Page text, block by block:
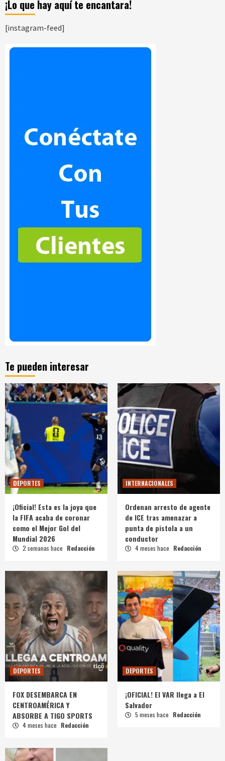
¡Lo que hay aquí te encantara!
[instagram-feed]
Te pueden interesar
DEPORTES
¡Oficial! Esta es la joya que
la FIFA acaba de coronar
como el Mejor Gol del
Mundial 2026
2 semanas hace Redacción
INTERNACIONALES
Ordenan arresto de agente
de ICE tras amenazar a
punta de pistola a un
conductor
4 meses hace Redacción
DEPORTES
FOX DESEMBARCA EN
CENTROAMÉRICA Y
ABSORBE A TIGO SPORTS
4 meses hace Redacción
DEPORTES
¡OFICIAL! El VAR llega a El
Salvador
5 meses hace Redacción